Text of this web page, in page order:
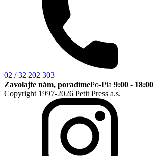
02 / 32 202 303
Zavolajte nám, poradímePo-Pia 9:00 - 18:00
Copyright 1997-2026 Petit Press a.s.